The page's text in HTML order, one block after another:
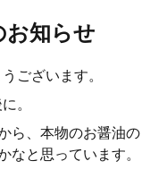
お知らせ
ございます。
。
ら、本物のお醤油の
なと思っています。